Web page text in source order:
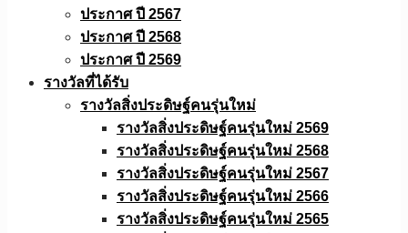
ประกาศ ปี 2567
ประกาศ ปี 2568
ประกาศ ปี 2569
รางวัลที่ได้รับ
รางวัลสิ่งประดิษฐ์คนรุ่นใหม่
รางวัลสิ่งประดิษฐ์คนรุ่นใหม่ 2569
รางวัลสิ่งประดิษฐ์คนรุ่นใหม่ 2568
รางวัลสิ่งประดิษฐ์คนรุ่นใหม่ 2567
รางวัลสิ่งประดิษฐ์คนรุ่นใหม่ 2566
รางวัลสิ่งประดิษฐ์คนรุ่นใหม่ 2565